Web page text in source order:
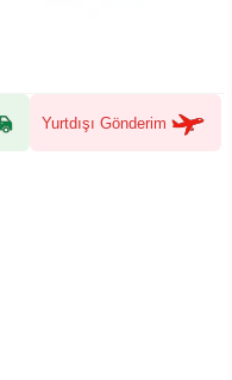
Yurtdışı Gönderim